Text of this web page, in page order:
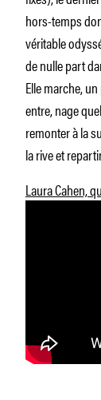
hors-temps
véritable
de nulle part
Elle marche,
entre, nage
remonter à la
la rive et
Laura Cahen,